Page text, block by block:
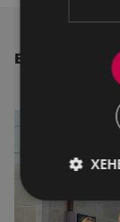
BESTE